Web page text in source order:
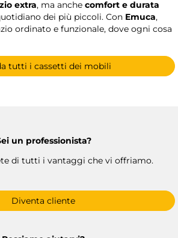
extra, ma anche comfort e durata
dei più piccoli. Con Emuca,
ordinato e funzionale, dove ogni cosa
tutti i cassetti dei mobili
un professionista?
di tutti i vantaggi che vi offriamo.
Diventa cliente